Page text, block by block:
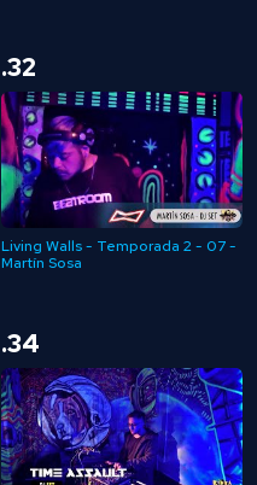
.32
Living Walls - Temporada 2 - 07 -
Martín Sosa
.34